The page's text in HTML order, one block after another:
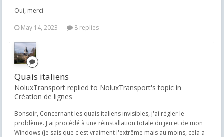
Oui, merci
May 14, 2023
8 replies
Quais italiens
NoluxTransport replied to NoluxTransport's topic in
Création de lignes
Bonsoir, Concernant les quais italiens invisibles, j'ai régler le
problème. J'ai procédé à une réinstallation totale du jeu et de mon
Windows (je sais que c'est vraiment l'extrême mais au moins, cela a